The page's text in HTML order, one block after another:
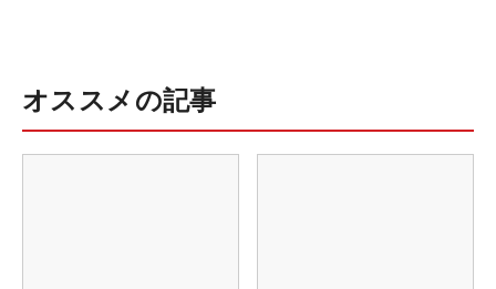
オススメの記事